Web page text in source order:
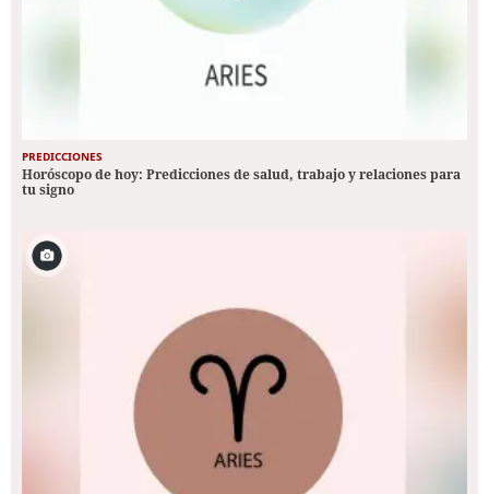
PREDICCIONES
Horóscopo de hoy: Predicciones de salud, trabajo y relaciones para
tu signo